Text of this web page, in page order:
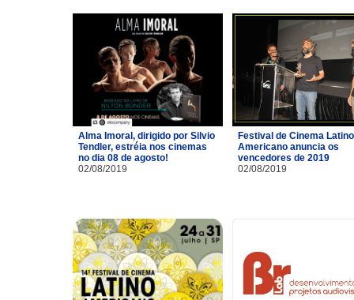
Alma Imoral, dirigido por Silvio
Tendler, estréia nos cinemas
no dia 08 de agosto!
02/08/2019
Festival de Cinema
Americano anuncia os
vencedores de 2019
02/08/2019